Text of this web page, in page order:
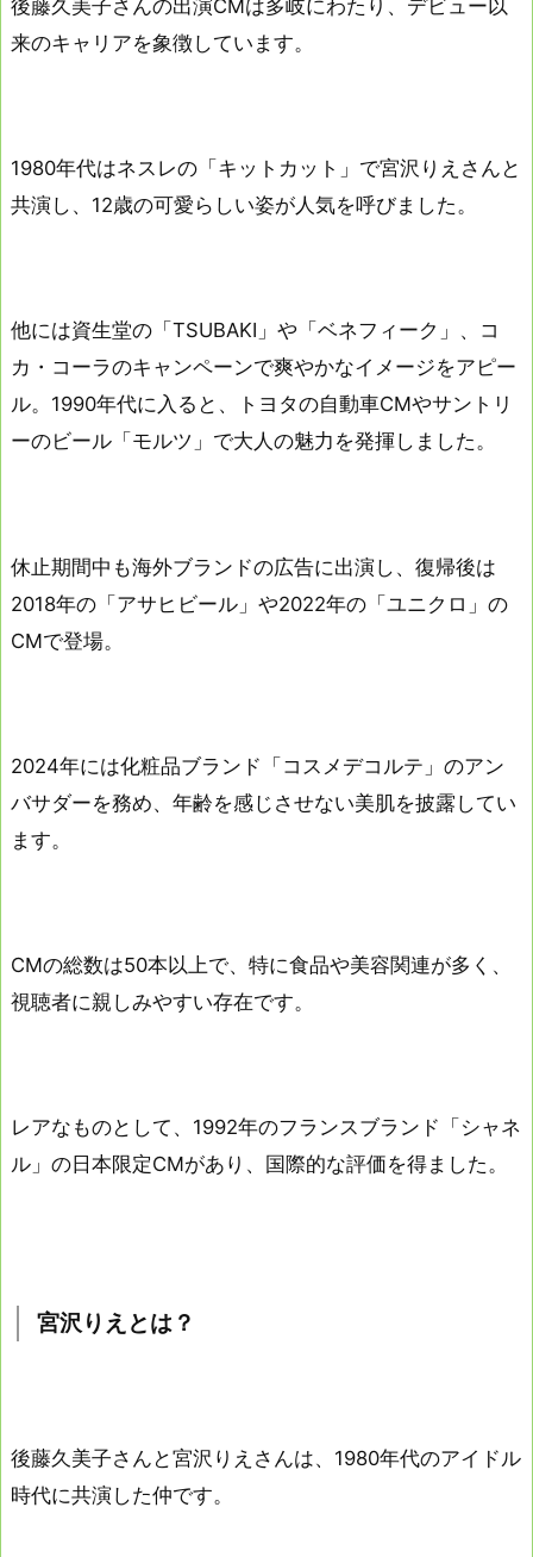
後藤久美子さんの出演CMは多岐にわたり、デビュー以
来のキャリアを象徴しています。
1980年代はネスレの「キットカット」で宮沢りえさんと
共演し、12歳の可愛らしい姿が人気を呼びました。
他には資生堂の「TSUBAKI」や「ベネフィーク」、コ
カ・コーラのキャンペーンで爽やかなイメージをアピー
ル。1990年代に入ると、トヨタの自動車CMやサントリ
ーのビール「モルツ」で大人の魅力を発揮しました。
休止期間中も海外ブランドの広告に出演し、復帰後は
2018年の「アサヒビール」や2022年の「ユニクロ」の
CMで登場。
2024年には化粧品ブランド「コスメデコルテ」のアン
バサダーを務め、年齢を感じさせない美肌を披露してい
ます。
CMの総数は50本以上で、特に食品や美容関連が多く、
視聴者に親しみやすい存在です。
レアなものとして、1992年のフランスブランド「シャネ
ル」の日本限定CMがあり、国際的な評価を得ました。
宮沢りえとは？
後藤久美子さんと宮沢りえさんは、1980年代のアイドル
時代に共演した仲です。